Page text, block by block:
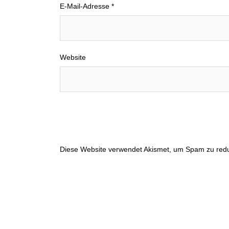
E-Mail-Adresse *
Website
Diese Website verwendet Akismet, um Spam zu